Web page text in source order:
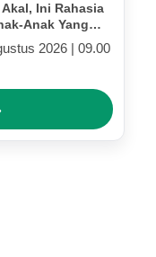
Ini Rahasia
Anak Yang
2026 | 09.00